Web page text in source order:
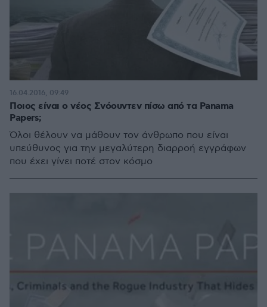
Ποιος είναι ο νέος Σνόουντεν πίσω από τα Panama
Papers;
Όλοι θέλουν να μάθουν τον άνθρωπο που είναι
υπεύθυνος για την μεγαλύτερη διαρροή εγγράφων
που έχει γίνει ποτέ στον κόσμο
16.04.2016, 09:49